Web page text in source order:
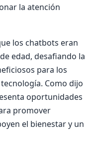
la atención
los chatbots eran
edad, desafiando la
para los
Como dijo
oportunidades
promover
el bienestar y un